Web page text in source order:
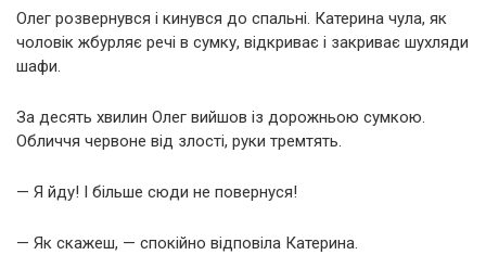
Олег розвернувся і кинувся до спальні. Катерина чула, як
чоловік жбурляє речі в сумку, відкриває і закриває шухляди
шафи.
За десять хвилин Олег вийшов із дорожньою сумкою.
Обличчя червоне від злості, руки тремтять.
— Я йду! І більше сюди не повернуся!
— Як скажеш, — спокійно відповіла Катерина.